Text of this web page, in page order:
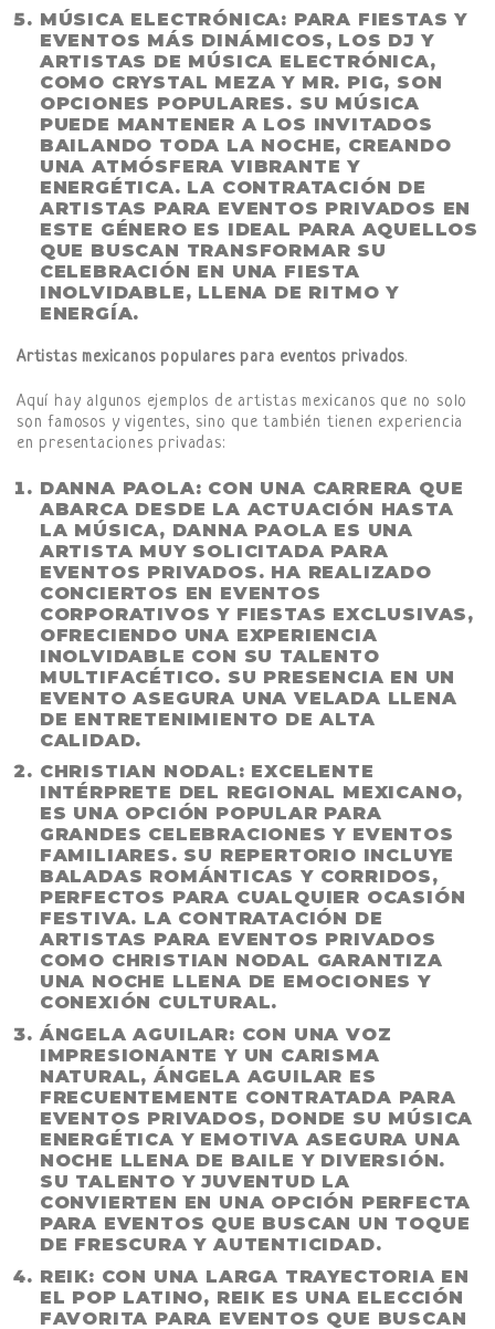
MÚSICA ELECTRÓNICA: PARA FIESTAS Y
EVENTOS MÁS DINÁMICOS, LOS DJ Y
ARTISTAS DE MÚSICA ELECTRÓNICA,
COMO CRYSTAL MEZA Y MR. PIG, SON
OPCIONES POPULARES. SU MÚSICA
PUEDE MANTENER A LOS INVITADOS
BAILANDO TODA LA NOCHE, CREANDO
UNA ATMÓSFERA VIBRANTE Y
ENERGÉTICA. LA CONTRATACIÓN DE
ARTISTAS PARA EVENTOS PRIVADOS EN
ESTE GÉNERO ES IDEAL PARA AQUELLOS
QUE BUSCAN TRANSFORMAR SU
CELEBRACIÓN EN UNA FIESTA
INOLVIDABLE, LLENA DE RITMO Y
ENERGÍA.
Artistas mexicanos populares para eventos privados.
Aquí hay algunos ejemplos de artistas mexicanos que no solo
son famosos y vigentes, sino que también tienen experiencia
en presentaciones privadas:
DANNA PAOLA: CON UNA CARRERA QUE
ABARCA DESDE LA ACTUACIÓN HASTA
LA MÚSICA, DANNA PAOLA ES UNA
ARTISTA MUY SOLICITADA PARA
EVENTOS PRIVADOS. HA REALIZADO
CONCIERTOS EN EVENTOS
CORPORATIVOS Y FIESTAS EXCLUSIVAS,
OFRECIENDO UNA EXPERIENCIA
INOLVIDABLE CON SU TALENTO
MULTIFACÉTICO. SU PRESENCIA EN UN
EVENTO ASEGURA UNA VELADA LLENA
DE ENTRETENIMIENTO DE ALTA
CALIDAD.
CHRISTIAN NODAL: EXCELENTE
INTÉRPRETE DEL REGIONAL MEXICANO,
ES UNA OPCIÓN POPULAR PARA
GRANDES CELEBRACIONES Y EVENTOS
FAMILIARES. SU REPERTORIO INCLUYE
BALADAS ROMÁNTICAS Y CORRIDOS,
PERFECTOS PARA CUALQUIER OCASIÓN
FESTIVA. LA CONTRATACIÓN DE
ARTISTAS PARA EVENTOS PRIVADOS
COMO CHRISTIAN NODAL GARANTIZA
UNA NOCHE LLENA DE EMOCIONES Y
CONEXIÓN CULTURAL.
ÁNGELA AGUILAR: CON UNA VOZ
IMPRESIONANTE Y UN CARISMA
NATURAL, ÁNGELA AGUILAR ES
FRECUENTEMENTE CONTRATADA PARA
EVENTOS PRIVADOS, DONDE SU MÚSICA
ENERGÉTICA Y EMOTIVA ASEGURA UNA
NOCHE LLENA DE BAILE Y DIVERSIÓN.
SU TALENTO Y JUVENTUD LA
CONVIERTEN EN UNA OPCIÓN PERFECTA
PARA EVENTOS QUE BUSCAN UN TOQUE
DE FRESCURA Y AUTENTICIDAD.
REIK: CON UNA LARGA TRAYECTORIA EN
EL POP LATINO, REIK ES UNA ELECCIÓN
FAVORITA PARA EVENTOS QUE BUSCAN